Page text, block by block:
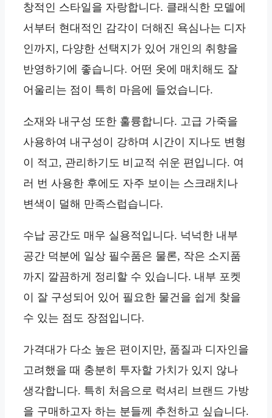
창적인 스타일을 자랑합니다. 클래식한 모델에
서부터 현대적인 감각이 더해진 욕심나는 디자
인까지, 다양한 선택지가 있어 개인의 취향을
반영하기에 좋습니다. 어떤 옷에 매치해도 잘
어울리는 점이 특히 마음에 들었습니다.
소재와 내구성 또한 훌륭합니다. 고급 가죽을
사용하여 내구성이 강하며 시간이 지나도 변형
이 적고, 관리하기도 비교적 쉬운 편입니다. 여
러 번 사용한 후에도 자주 보이는 스크래치나
변색이 덜해 만족스럽습니다.
수납 공간도 매우 실용적입니다. 넉넉한 내부
공간 덕분에 일상 필수품은 물론, 작은 소지품
까지 깔끔하게 정리할 수 있습니다. 내부 포켓
이 잘 구성되어 있어 필요한 물건을 쉽게 찾을
수 있는 점도 장점입니다.
가격대가 다소 높은 편이지만, 품질과 디자인을
고려했을 때 충분히 투자할 가치가 있지 않나
생각합니다. 특히 처음으로 럭셔리 브랜드 가방
을 구매하고자 하는 분들께 추천하고 싶습니다.